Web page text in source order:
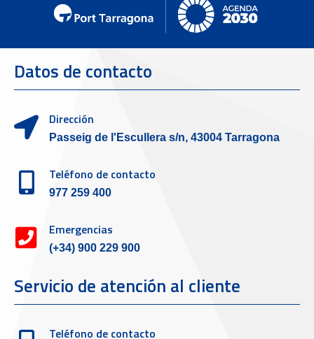
Datos de contacto
Dirección
Passeig de l'Escullera s/n, 43004 Tarragona
Teléfono de contacto
977 259 400
Emergencias
(+34) 900 229 900
Servicio de atención al cliente
Teléfono de contacto